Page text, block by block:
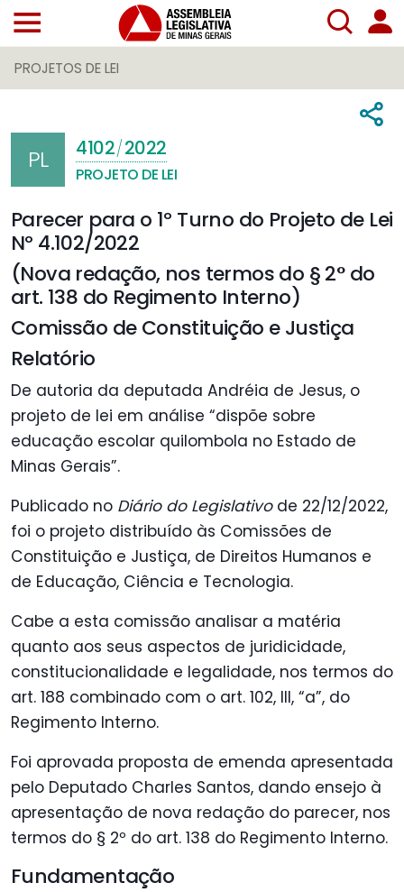
PROJETOS DE LEI
PL 4102/2022
PROJETO DE LEI
Parecer para o 1º Turno do Projeto de Lei
Nº 4.102/2022
(Nova redação, nos termos do § 2° do
art. 138 do Regimento Interno)
Comissão de Constituição e Justiça
Relatório
De autoria da deputada Andréia de Jesus, o
projeto de lei em análise “dispõe sobre
educação escolar quilombola no Estado de
Minas Gerais”.
Publicado no Diário do Legislativo de 22/12/2022,
foi o projeto distribuído às Comissões de
Constituição e Justiça, de Direitos Humanos e
de Educação, Ciência e Tecnologia.
Cabe a esta comissão analisar a matéria
quanto aos seus aspectos de juridicidade,
constitucionalidade e legalidade, nos termos do
art. 188 combinado com o art. 102, III, “a”, do
Regimento Interno.
Foi aprovada proposta de emenda apresentada
pelo Deputado Charles Santos, dando ensejo à
apresentação de nova redação do parecer, nos
termos do § 2º do art. 138 do Regimento Interno.
Fundamentação